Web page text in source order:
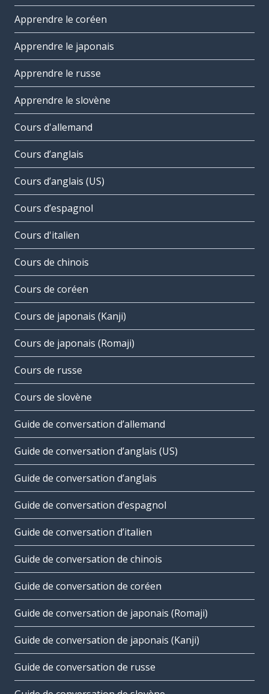
Apprendre le coréen
Apprendre le japonais
Apprendre le russe
Apprendre le slovène
Cours d'allemand
Cours d’anglais
Cours d’anglais (US)
Cours d’espagnol
Cours d'italien
Cours de chinois
Cours de coréen
Cours de japonais (Kanji)
Cours de japonais (Romaji)
Cours de russe
Cours de slovène
Guide de conversation d’allemand
Guide de conversation d’anglais (US)
Guide de conversation d’anglais
Guide de conversation d’espagnol
Guide de conversation d’italien
Guide de conversation de chinois
Guide de conversation de coréen
Guide de conversation de japonais (Romaji)
Guide de conversation de japonais (Kanji)
Guide de conversation de russe